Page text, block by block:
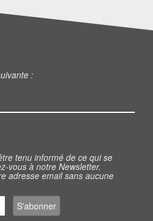
:
tenu informé de ce qui se
vous à notre Newsletter.
adresse email sans aucune